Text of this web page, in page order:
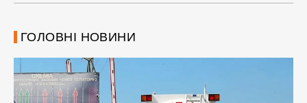
ГОЛОВНІ НОВИНИ